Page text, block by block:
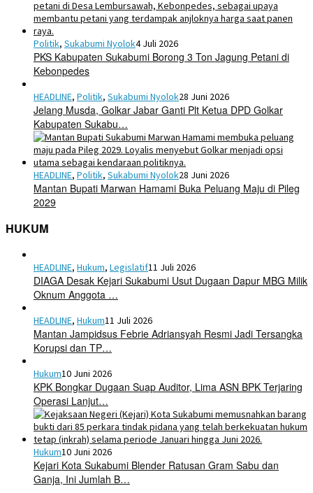
Politik, Sukabumi Nyolok4 Juli 2026
PKS Kabupaten Sukabumi Borong 3 Ton Jagung Petani di
Kebonpedes
HEADLINE, Politik, Sukabumi Nyolok28 Juni 2026
Jelang Musda, Golkar Jabar Ganti Plt Ketua DPD Golkar
Kabupaten Sukabu…
HEADLINE, Politik, Sukabumi Nyolok28 Juni 2026
Mantan Bupati Marwan Hamami Buka Peluang Maju di Pileg
2029
HUKUM
HEADLINE, Hukum, Legislatif11 Juli 2026
DIAGA Desak Kejari Sukabumi Usut Dugaan Dapur MBG Milik
Oknum Anggota …
HEADLINE, Hukum11 Juli 2026
Mantan Jampidsus Febrie Adriansyah Resmi Jadi Tersangka
Korupsi dan TP…
Hukum10 Juni 2026
KPK Bongkar Dugaan Suap Auditor, Lima ASN BPK Terjaring
Operasi Lanjut…
Hukum10 Juni 2026
Kejari Kota Sukabumi Blender Ratusan Gram Sabu dan
Ganja, Ini Jumlah B…